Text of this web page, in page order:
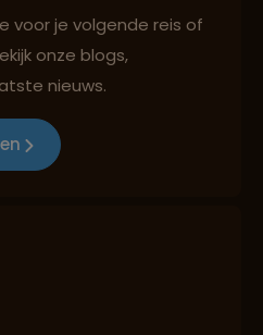
reisroutes
voor je volgende reis of
onze blogs,
nieuws.